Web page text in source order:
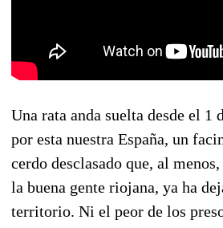
Una rata anda suelta desde el 1
por esta nuestra España, un
cerdo desclasado que, al
la buena gente riojana, ya ha
territorio. Ni el peor de los